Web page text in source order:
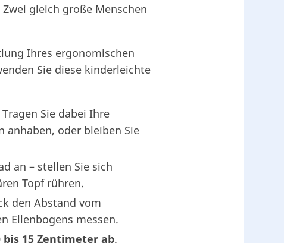
gleich große Menschen
Ihres ergonomischen
Sie diese kinderleichte
Sie dabei Ihre
anhaben, oder bleiben Sie
an – stellen Sie sich
Topf rühren.
den Abstand vom
Ellenbogens messen.
bis 15 Zentimeter ab.